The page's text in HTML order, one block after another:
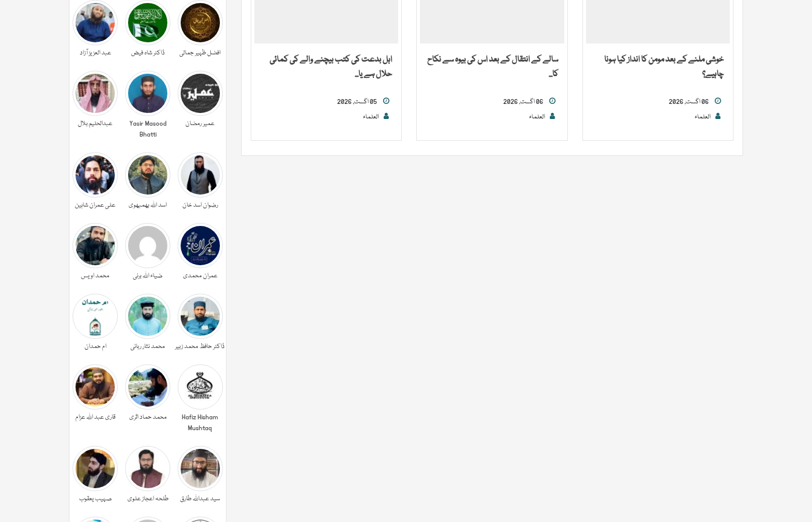
خوشی ملنے کے بعد مومن کا انداز کیا ہونا
چاہیے؟
العلماء
سالے کے انتقال کے بعد اس کی بیوہ سے نکاح
کا...
06 اگست, 2026
العلماء
اہل بدعت کی کتب بیچنے والے کی کمائی
حلال ہے یا...
العلماء
افضل ظہیر جمالی ڈاکٹر شاہ فیض عبد العزیز آزاد
عمیر رمضان
Yasir Masood
Bhatti
عبدالحليم بلال
رضوان اسد خان اسد اللہ بھمبھوی علی عمران شاہین
عمران محمدی ضیاء اللہ برنی محمد اویس
ڈاکٹر حافظ محمد زبیر محمد نثار ربانی ام حمدان
Hafiz Hisham
Mushtaq
محمد حماد اثری قاری عبد اللہ عزام
سید عبداللہ طارق طلحہ اعجاز علوی صہیب یعقوب